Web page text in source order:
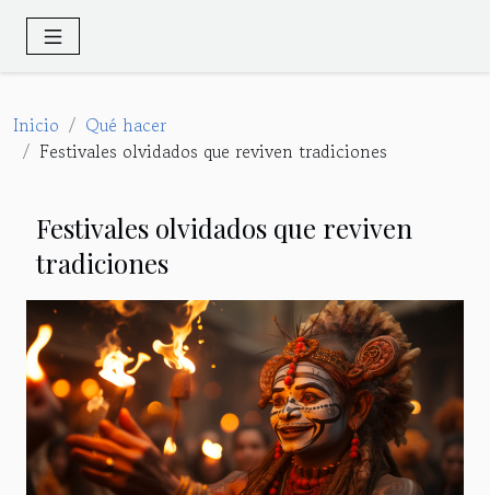
Inicio
Qué hacer
Festivales olvidados que reviven tradiciones
Festivales olvidados que reviven
tradiciones